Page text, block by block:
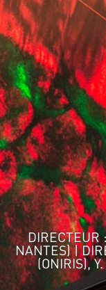
DIRECTEUR
NANTES) |
(ONIRIS),